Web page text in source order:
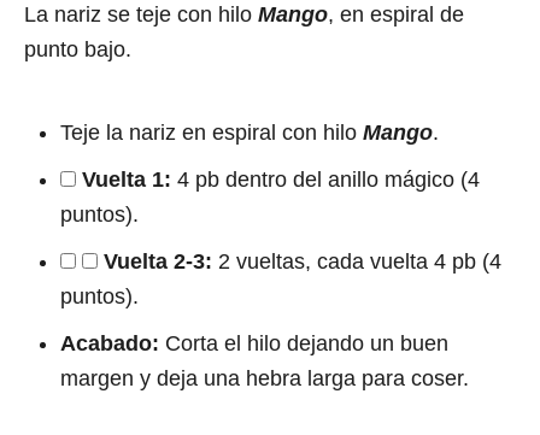
La nariz se teje con hilo Mango, en espiral de
punto bajo.
Teje la nariz en espiral con hilo Mango.
Vuelta 1: 4 pb dentro del anillo mágico (4
puntos).
Vuelta 2-3: 2 vueltas, cada vuelta 4 pb (4
puntos).
Acabado: Corta el hilo dejando un buen
margen y deja una hebra larga para coser.